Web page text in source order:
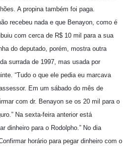
A propina também foi paga.
recebeu nada e que Benayon, como é
com cerca de R$ 10 mil para a sua
do deputado, porém, mostra outra
surrada de 1997, mas usada por
“Tudo o que ele pedia eu marcava
Em um sábado do mês de
com dr. Benayon se os 20 mil para o
Na sexta-feira anterior está
dinheiro para o Rodolpho.” No dia
horário para pegar dinheiro com o